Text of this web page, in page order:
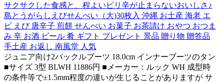
サクサクした食感と、程よいピリ辛が止まらないおいしさ♪
島とうがらしえびせんべい（大)30枚入 沖縄 お土産 海老 エ
ビ えび 唐辛子 煎餅 せんべい お菓子 お茶請け おやつ おつま
み 辛 お酒 ビール 肴 ギフト プレゼント 景品 贈り物 贈答品
手土産 お返し 南風堂 人気
ジュニア向け2バックルブーツ 18.0cm インナーブーツのタン
■サイズ 3型 BLWH 11886円 ■メーカー：ルック WH 成型時
の条件等で±1.5mm程度の違いが生じることがありますが サ